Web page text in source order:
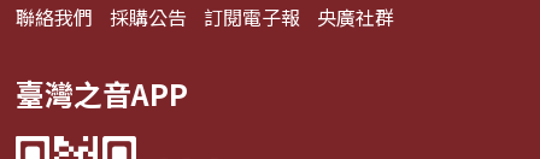
聯絡我們 採購公告 訂閱電子報 央廣社群
臺灣之音APP